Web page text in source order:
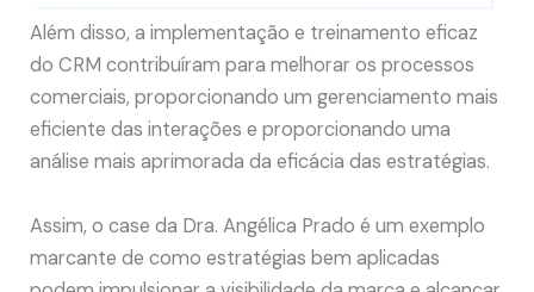
Além disso, a implementação e treinamento eficaz
do CRM contribuíram para melhorar os processos
comerciais, proporcionando um gerenciamento mais
eficiente das interações e proporcionando uma
análise mais aprimorada da eficácia das estratégias.
Assim, o case da Dra. Angélica Prado é um exemplo
marcante de como estratégias bem aplicadas